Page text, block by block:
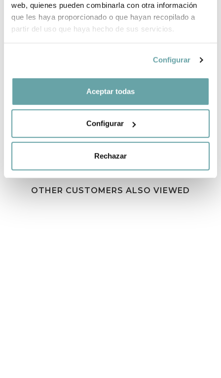
web, quienes pueden combinarla con otra información
que les haya proporcionado o que hayan recopilado a
partir del uso que haya hecho de sus servicios.
Configurar
Aceptar todas
Configurar
Rechazar
OTHER CUSTOMERS ALSO VIEWED